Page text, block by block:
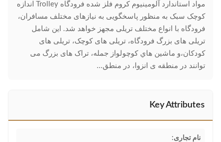
مواد استاندارد آلومینیوم کروم فلز شده فرودگاه Trolley اندازه
کوچک سبک به منظور پاسخگویی به نیازهای مختلف مسافران،
فرودگاه با انواع مختلف تریلی مجهز خواهد شد. این شامل
تریلی های بزرگ فرودگاه، تریلی های کوچک، تریلی های
کودکان،و ماشين هاي کوچولواز جمله، تراک های بزرگ می
توانند در منطقه ی انزوا، در منطق...
Key Attributes
نام تجاری: